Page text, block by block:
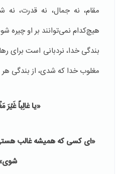
مقام، نه جمال، نه قدرت،
هیچ‌کدام نمی‌توانند بر او چیره
بندگی خدا، نردبانی است برای
مغلوب خدا که شدی، از بندگی هر
«یا غالِباً
«ای كسی كه همیشه غالب